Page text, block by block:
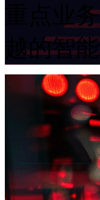
重点业
越的智